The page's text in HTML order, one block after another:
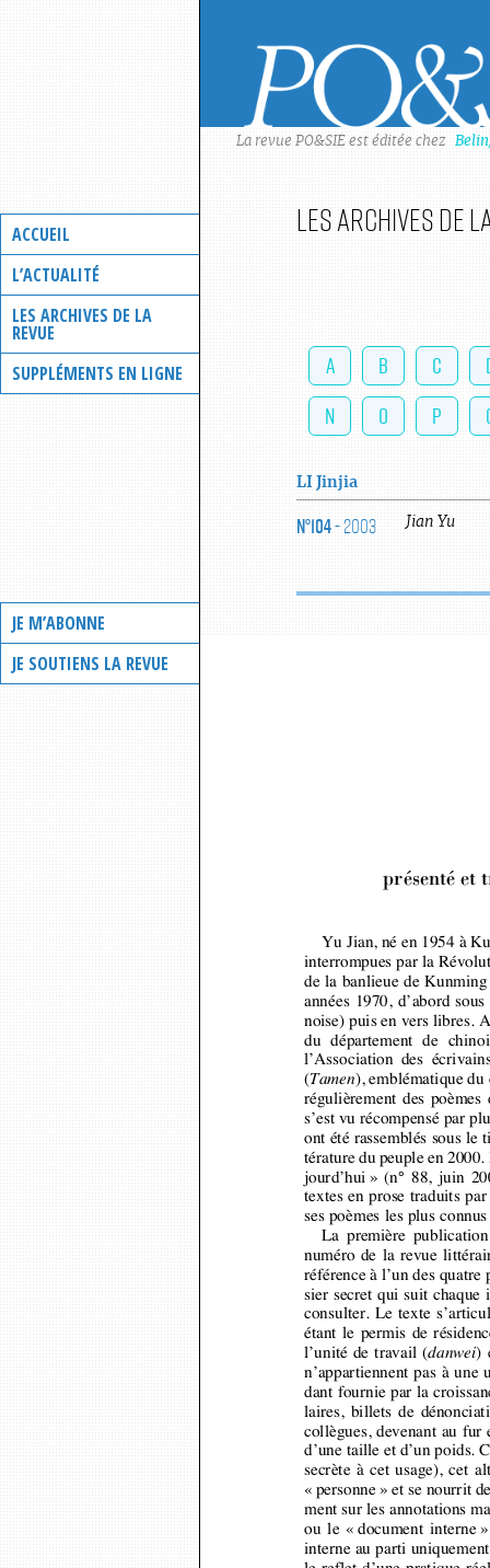
ACCUEIL
L’ACTUALITÉ
LES ARCHIVES DE LA
REVUE
SUPPLÉMENTS EN LIGNE
JE M’ABONNE
JE SOUTIENS LA REVUE
La revue PO&SIE est éditée chez
Les archives de
A B C
N
O P
LI Jinjia
N°104- 2003 Jian Yu
présenté et
interrompues par la
de la banlieue de
années 1970, d’abord
noise) puis en vers libres.
du  département  de
l’Association  des
(Tamen), emblématique
régulièrement des
s’est vu récompensé par
ont été rassemblés sous
térature du peuple en
jourd’hui » (n° 88, juin
textes en prose traduits
ses poèmes les plus
La  première
numéro de la revue
référence à l’un des
sier secret qui suit
consulter. Le texte
étant le permis de
l’unité de travail ( danwei )
n’appartiennent pas à
dant fournie par la
laires, billets de
collègues, devenant au
d’une taille et d’un poids.
secrète à cet usage), cet
« personne» et se nourrit
ment sur les annotations
ou le « document
interne au parti
le reflet d’une pratique
selon laquelle le